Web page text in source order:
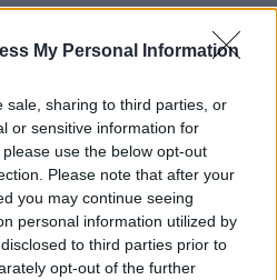
My Personal Information
sale, sharing to third parties, or
or sensitive information for
use the below opt-out
Please note that after your
you may continue seeing
personal information utilized by
to third parties prior to
opt-out of the further